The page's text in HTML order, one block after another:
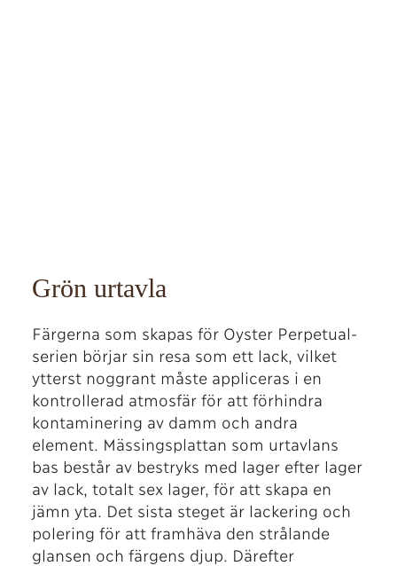
Grön urtavla
Färgerna som skapas för Oyster Perpetual-
serien börjar sin resa som ett lack, vilket
ytterst noggrant måste appliceras i en
kontrollerad atmosfär för att förhindra
kontaminering av damm och andra
element. Mässingsplattan som urtavlans
bas består av bestryks med lager efter lager
av lack, totalt sex lager, för att skapa en
jämn yta. Det sista steget är lackering och
polering för att framhäva den strålande
glansen och färgens djup. Därefter